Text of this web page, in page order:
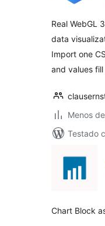
Real WebGL
data
Import one
and values
Menos
Testado
Chart Block